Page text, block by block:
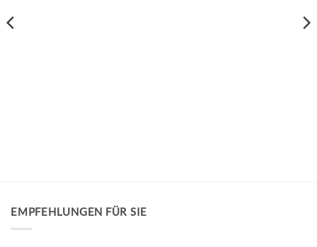
EMPFEHLUNGEN FÜR SIE